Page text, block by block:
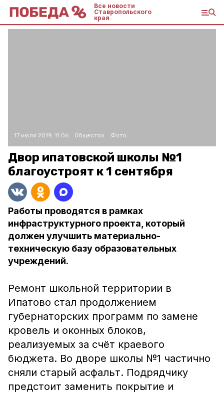
Все новости
Ставропольского
края
17 июля 2019, 11:06 Общество Фото:
Двор ипатовской школы №1
благоустроят к 1 сентября
Работы проводятся в рамках
инфраструктурного проекта, который
должен улучшить материально-
техническую базу образовательных
учреждений.
Ремонт школьной территории в
Ипатово стал продолжением
губернаторских программ по замене
кровель и оконных блоков,
реализуемых за счёт краевого
бюджета. Во дворе школы №1 частично
сняли старый асфальт. Подрядчику
предстоит заменить покрытие и